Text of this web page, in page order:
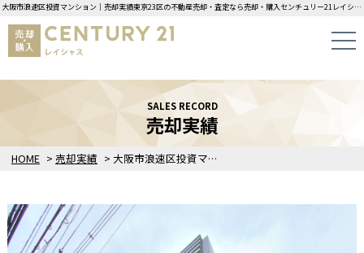
大阪市浪速区投資マンション｜売却実績東京23区の不動産売却・査定なら売却・購入センチュリー21レイシャスにお任せください！
HOME > 売却実績 > 大阪市浪速区投資マンション
SALES RECORD
売却実績